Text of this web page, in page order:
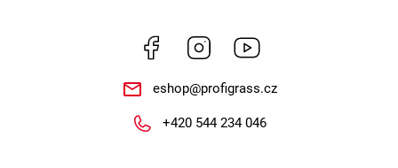
Facebook Instagram
eshop@profigrass.cz
+420 544 234 046